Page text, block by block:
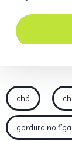
chá
gordura no